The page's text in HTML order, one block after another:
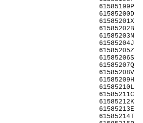
61585199P
61585200D
61585201X
61585202B
61585203N
61585204J
61585205Z
61585206S
61585207Q
61585208V
61585209H
61585210L
61585211C
61585212K
61585213E
61585214T